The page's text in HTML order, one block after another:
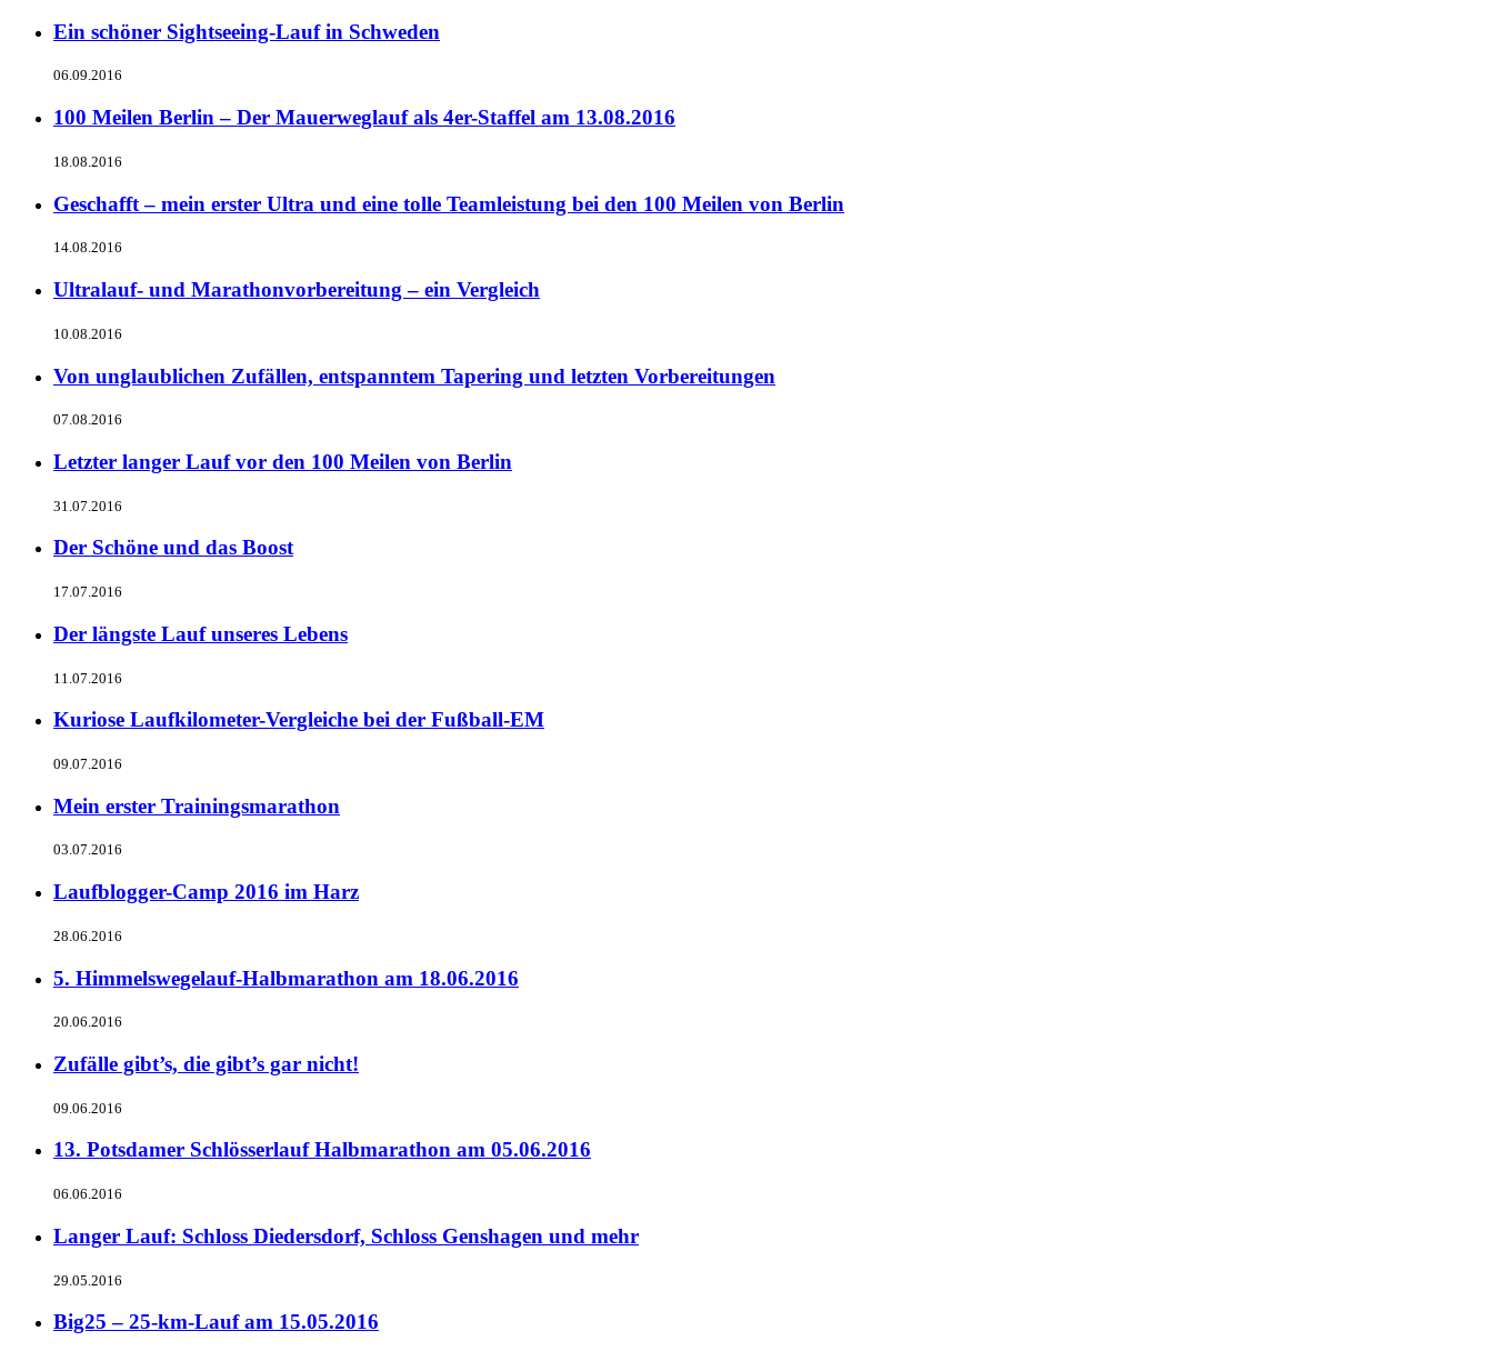
Ein schöner Sightseeing-Lauf in Schweden
06.09.2016
100 Meilen Berlin – Der Mauerweglauf als 4er-Staffel am 13.08.2016
18.08.2016
Geschafft – mein erster Ultra und eine tolle Teamleistung bei den 100 Meilen von Berlin
14.08.2016
Ultralauf- und Marathonvorbereitung – ein Vergleich
10.08.2016
Von unglaublichen Zufällen, entspanntem Tapering und letzten Vorbereitungen
07.08.2016
Letzter langer Lauf vor den 100 Meilen von Berlin
31.07.2016
Der Schöne und das Boost
17.07.2016
Der längste Lauf unseres Lebens
11.07.2016
Kuriose Laufkilometer-Vergleiche bei der Fußball-EM
09.07.2016
Mein erster Trainingsmarathon
03.07.2016
Laufblogger-Camp 2016 im Harz
28.06.2016
5. Himmelswegelauf-Halbmarathon am 18.06.2016
20.06.2016
Zufälle gibt’s, die gibt’s gar nicht!
09.06.2016
13. Potsdamer Schlösserlauf Halbmarathon am 05.06.2016
06.06.2016
Langer Lauf: Schloss Diedersdorf, Schloss Genshagen und mehr
29.05.2016
Big25 – 25-km-Lauf am 15.05.2016